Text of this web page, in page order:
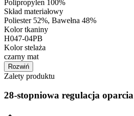
Polipropylen 100%
Skład materiałowy
Poliester 52%, Bawełna 48%
Kolor tkaniny
H047-04PB
Kolor stelaża
czarny mat
Rozwiń
Zalety produktu
28-stopniowa regulacja oparcia